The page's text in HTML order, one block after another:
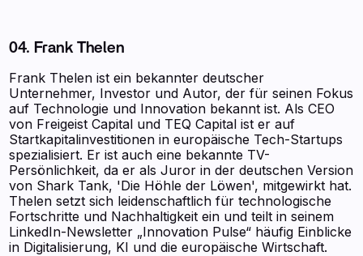
04. Frank Thelen
Frank Thelen ist ein bekannter deutscher
Unternehmer, Investor und Autor, der für seinen Fokus
auf Technologie und Innovation bekannt ist. Als CEO
von Freigeist Capital und TEQ Capital ist er auf
Startkapitalinvestitionen in europäische Tech-Startups
spezialisiert. Er ist auch eine bekannte TV-
Persönlichkeit, da er als Juror in der deutschen Version
von Shark Tank, 'Die Höhle der Löwen', mitgewirkt hat.
Thelen setzt sich leidenschaftlich für technologische
Fortschritte und Nachhaltigkeit ein und teilt in seinem
LinkedIn-Newsletter „Innovation Pulse“ häufig Einblicke
in Digitalisierung, KI und die europäische Wirtschaft.